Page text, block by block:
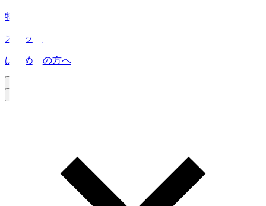
特集
スタッツ
はじめての方へ